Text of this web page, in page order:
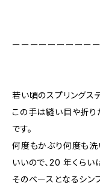
ーーーーーーーーー
若い頃のスプリングス
この手は縫い目や折
です。
何度もかぶり何度も洗
いいので、20 年くらい
そのベースとなるシン